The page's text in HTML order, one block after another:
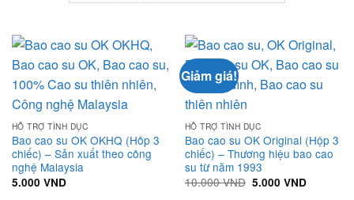
HỖ TRỢ TÌNH DỤC
Bao cao su OK OKHQ (Hôp 3
chiếc) – Sản xuất theo công
nghệ Malaysia
5.000 VND
Giảm giá!
HỖ TRỢ TÌNH DỤC
Bao cao su OK Original (Hộp 3
chiếc) – Thương hiệu bao cao
su từ năm 1993
10.000VND Giá
gốc
5.000 VNDGiá
hiện